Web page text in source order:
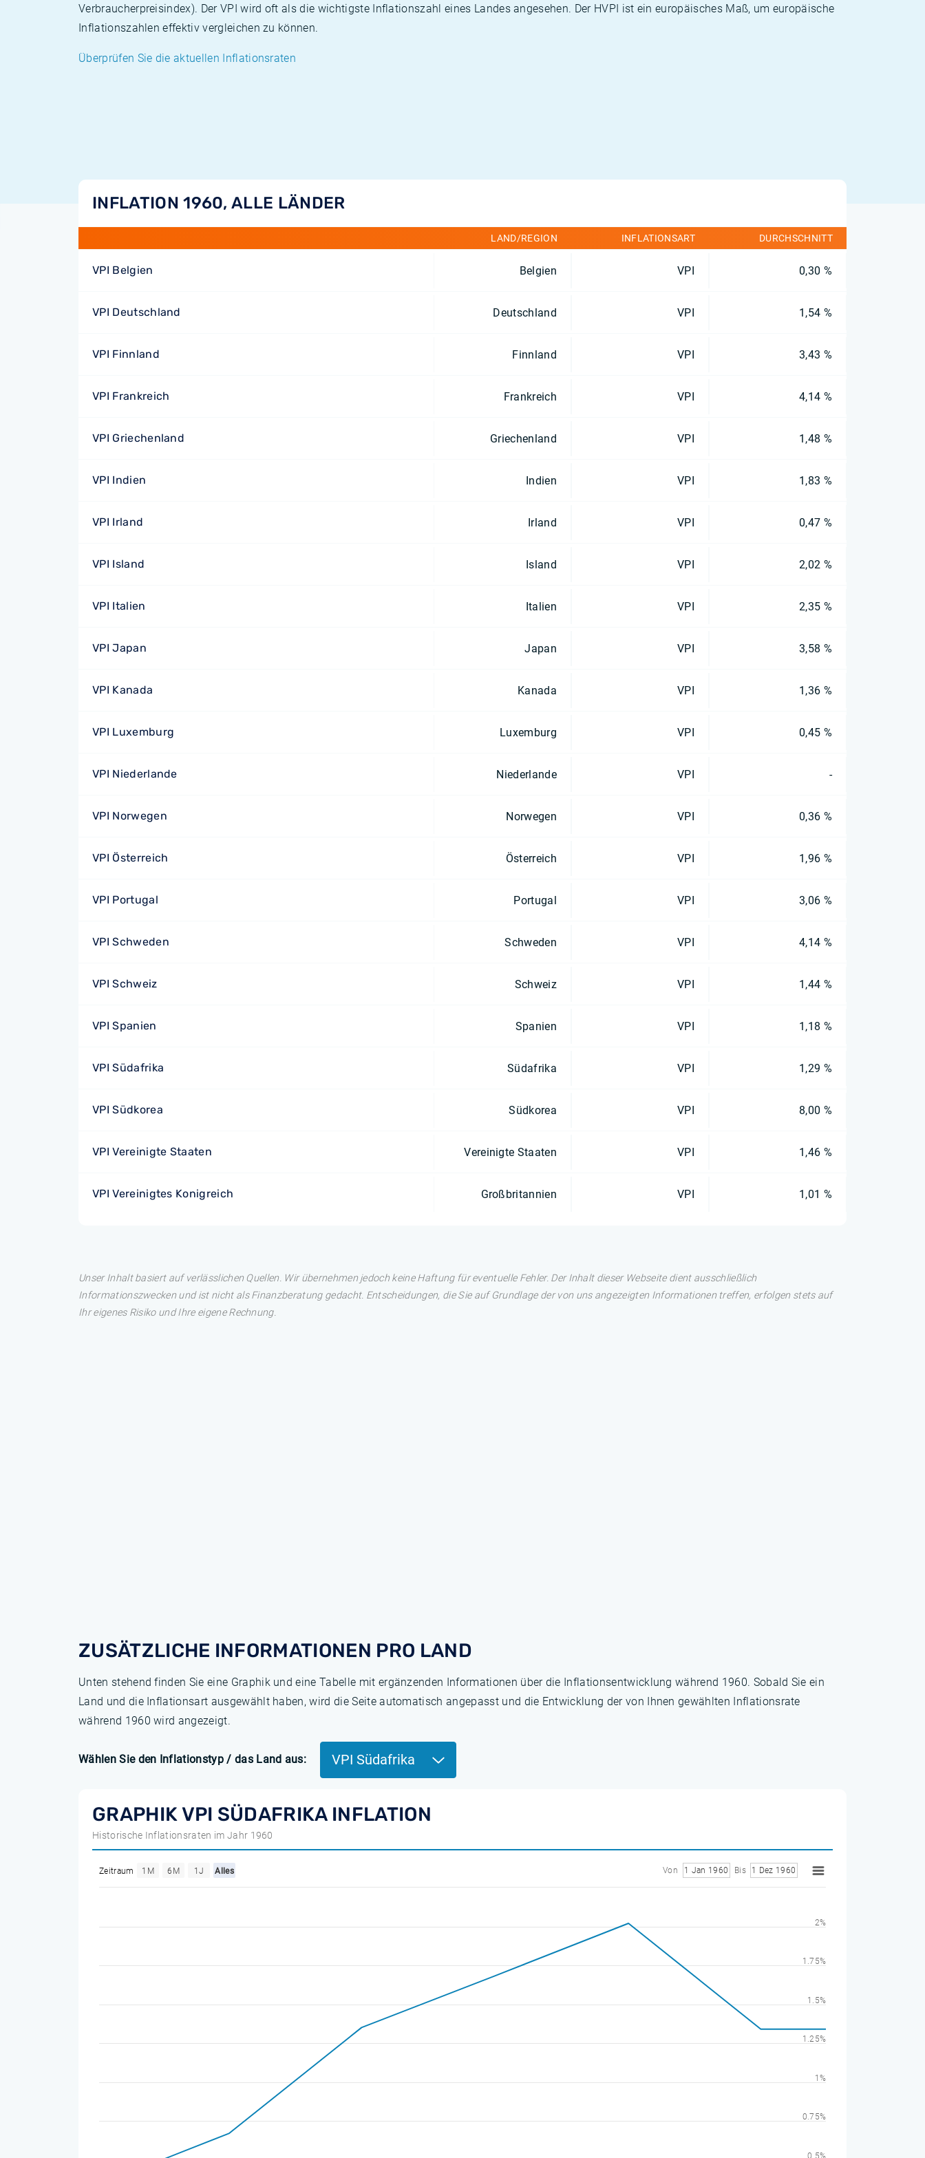
Verbraucherpreisindex). Der VPI wird oft als die wichtigste Inflationszahl eines Landes angesehen. Der HVPI ist ein europäisches Maß, um europäische
Inflationszahlen effektiv vergleichen zu können.
Überprüfen Sie die aktuellen Inflationsraten
INFLATION 1960, ALLE LÄNDER
LAND/REGION INFLATIONSART DURCHSCHNITT
VPI Belgien Belgien VPI 0,30 %
VPI Deutschland Deutschland VPI 1,54 %
VPI Finnland Finnland VPI 3,43 %
VPI Frankreich Frankreich VPI 4,14 %
VPI Griechenland Griechenland VPI 1,48 %
VPI Indien Indien VPI 1,83 %
VPI Irland Irland VPI 0,47 %
VPI Island Island VPI 2,02 %
VPI Italien Italien VPI 2,35 %
VPI Japan Japan VPI 3,58 %
VPI Kanada Kanada VPI 1,36 %
VPI Luxemburg Luxemburg VPI 0,45 %
VPI Niederlande Niederlande VPI -
VPI Norwegen Norwegen VPI 0,36 %
VPI Österreich Österreich VPI 1,96 %
VPI Portugal Portugal VPI 3,06 %
VPI Schweden Schweden VPI 4,14 %
VPI Schweiz Schweiz VPI 1,44 %
VPI Spanien Spanien VPI 1,18 %
VPI Südafrika Südafrika VPI 1,29 %
VPI Südkorea Südkorea VPI 8,00 %
VPI Vereinigte Staaten Vereinigte Staaten VPI 1,46 %
VPI Vereinigtes Konigreich Großbritannien VPI 1,01 %
Unser Inhalt basiert auf verlässlichen Quellen. Wir übernehmen jedoch keine Haftung für eventuelle Fehler. Der Inhalt dieser Webseite dient ausschließlich
Informationszwecken und ist nicht als Finanzberatung gedacht. Entscheidungen, die Sie auf Grundlage der von uns angezeigten Informationen treffen, erfolgen stets auf
Ihr eigenes Risiko und Ihre eigene Rechnung.
ZUSÄTZLICHE INFORMATIONEN PRO LAND
Unten stehend finden Sie eine Graphik und eine Tabelle mit ergänzenden Informationen über die Inflationsentwicklung während 1960. Sobald Sie ein
Land und die Inflationsart ausgewählt haben, wird die Seite automatisch angepasst und die Entwicklung der von Ihnen gewählten Inflationsrate
während 1960 wird angezeigt.
Wählen Sie den Inflationstyp / das Land aus: VPI Südafrika
GRAPHIK VPI SÜDAFRIKA INFLATION
Historische Inflationsraten im Jahr 1960
Zeitraum 1M 6M 1J Alles Von 1 Jan 1960 Bis 1 Dez 1960
0.5%
0.75%
1%
1.25%
1.5%
1.75%
2%